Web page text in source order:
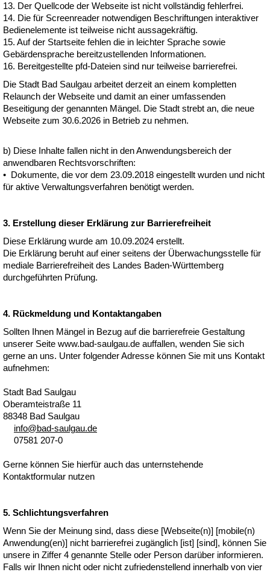
13. Der Quellcode der Webseite ist nicht vollständig fehlerfrei.
14. Die für Screenreader notwendigen Beschriftungen interaktiver
Bedienelemente ist teilweise nicht aussagekräftig.
15. Auf der Startseite fehlen die in leichter Sprache sowie
Gebärdensprache bereitzustellenden Informationen.
16. Bereitgestellte pfd-Dateien sind nur teilweise barrierefrei.
Die Stadt Bad Saulgau arbeitet derzeit an einem kompletten
Relaunch der Webseite und damit an einer umfassenden
Beseitigung der genannten Mängel. Die Stadt strebt an, die neue
Webseite zum 30.6.2026 in Betrieb zu nehmen.
b) Diese Inhalte fallen nicht in den Anwendungsbereich der
anwendbaren Rechtsvorschriften:
• Dokumente, die vor dem 23.09.2018 eingestellt wurden und nicht
für aktive Verwaltungsverfahren benötigt werden.
3. Erstellung dieser Erklärung zur Barrierefreiheit
Diese Erklärung wurde am 10.09.2024 erstellt.
Die Erklärung beruht auf einer seitens der Überwachungsstelle für
mediale Barrierefreiheit des Landes Baden-Württemberg
durchgeführten Prüfung.
4. Rückmeldung und Kontaktangaben
Sollten Ihnen Mängel in Bezug auf die barrierefreie Gestaltung
unserer Seite www.bad-saulgau.de auffallen, wenden Sie sich
gerne an uns. Unter folgender Adresse können Sie mit uns Kontakt
aufnehmen:
Stadt Bad Saulgau
Oberamteistraße 11
88348 Bad Saulgau
nf
b d-s lg
d
07581 207-0
Gerne können Sie hierfür auch das unternstehende
Kontaktformular nutzen
5. Schlichtungsverfahren
Wenn Sie der Meinung sind, dass diese [Webseite(n)] [mobile(n)
Anwendung(en)] nicht barrierefrei zugänglich [ist] [sind], können Sie
unsere in Ziffer 4 genannte Stelle oder Person darüber informieren.
Falls wir Ihnen nicht oder nicht zufriedenstellend innerhalb von vier